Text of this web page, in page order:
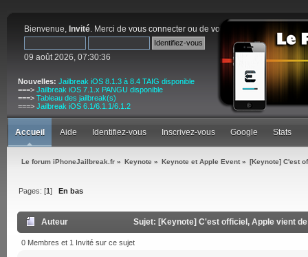
Bienvenue, Invité. Merci de vous connecter ou de vous inscrire
09 août 2026, 07:30:36
Nouvelles: Jailbreak iOS 8.1.3 à 8.4 TAIG disponible
===> Jailbreak iOS 7.1.x PANGU disponible
===> Tableau des jailbreak(s)
===> Jailbreak iOS 6.1/6.1.1/6.1.2
Accueil Aide Identifiez-vous Inscrivez-vous Google Stats
Le forum iPhoneJailbreak.fr » Keynote » Keynote et Apple Event» [Keynote] C'est
Pages: [1] En bas
Auteur Sujet: [Keynote] C'est officiel, Apple vient
0 Membres et 1 Invité sur ce sujet